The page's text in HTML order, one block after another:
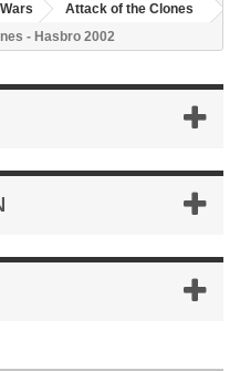
Attack of the Clones
- Hasbro 2002